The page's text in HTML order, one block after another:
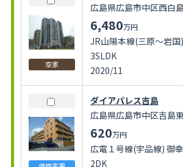
空家
広島県広島市中区西白
6,480万円
JR山陽本線(三原～岩国
3SLDK
2020/11
ダイアパレス吉島
広島県広島市中区吉島
620万円
広電１号線(宇品線) 御
2DK